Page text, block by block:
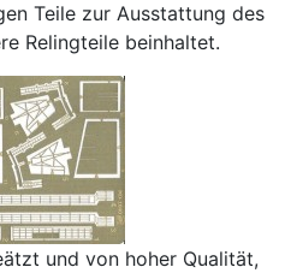
Teile zur Ausstattung des
Relingteile beinhaltet.
und von hoher Qualität,